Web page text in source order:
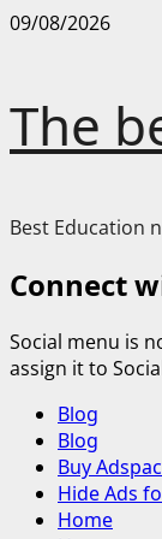
Skip
09/08/2026
The
Best Education
Connect
Social menu is
assign it to
Primary
Menu
Blog
Blog
Buy
Hide Ads
Home